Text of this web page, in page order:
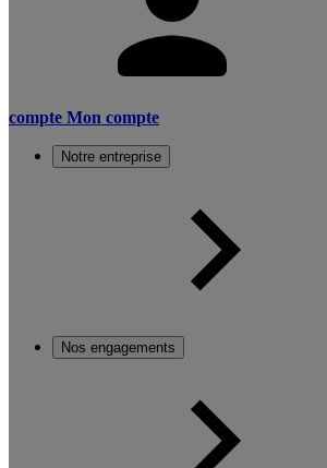
compte Mon compte
Notre entreprise
Nos engagements